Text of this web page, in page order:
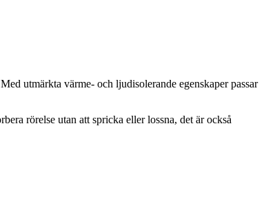
utmärkta värme- och ljudisolerande egenskaper passar
rörelse utan att spricka eller lossna, det är också